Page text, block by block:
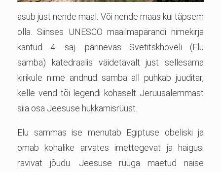
asub just nende maal. Või nende maas kui täpsem
olla. Siinses UNESCO maailmapärandi nimekirja
kantud 4. saj. pärinevas Svetitskhoveli (Elu
samba) katedraalis väidetavalt just sellesama
kirikule nime andnud samba all puhkab juuditar,
kelle vend tõi legendi kohaselt Jeruusalemmast
siia osa Jeesuse hukkamisrüüst.
Elu sammas ise menutab Egiptuse obeliski ja
omab kohalike arvates imettegevat ja haigusi
ravivat jõudu. Jeesuse rüüga maetud naise